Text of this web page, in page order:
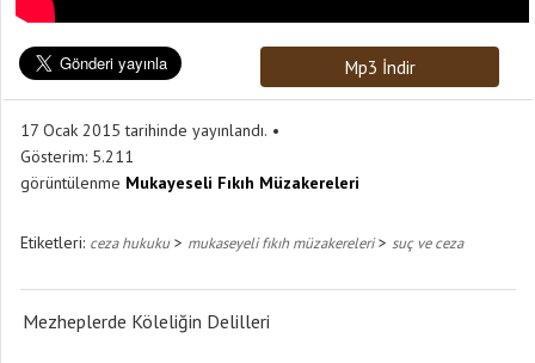
Mp3 İndir
17 Ocak 2015 tarihinde yayınlandı.
Gösterim: 5.211
görüntülenme Mukayeseli Fıkıh Müzakereleri
Etiketleri: ceza hukuku> mukaseyeli fıkıh müzakereleri> suç ve ceza
Mezheplerde Köleliğin Delilleri